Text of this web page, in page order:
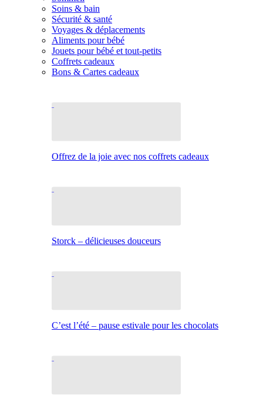
Soins & bain
Sécurité & santé
Voyages & déplacements
Aliments pour bébé
Jouets pour bébé et tout-petits
Coffrets cadeaux
Bons & Cartes cadeaux
Offrez de la joie avec nos coffrets cadeaux
Storck – délicieuses douceurs
C’est l’été – pause estivale pour les chocolats